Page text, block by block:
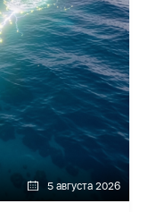
5 августа 2026